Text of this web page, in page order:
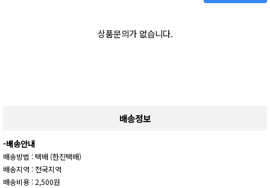
상품문의가 없습니다.
배송정보
-배송안내
배송방법 : 택배 (한진택배)
배송지역 : 전국지역
배송비용 : 2,500원